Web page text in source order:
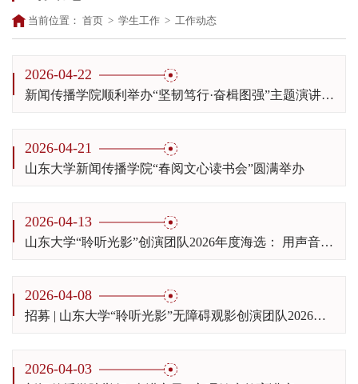
当前位置： 首页 > 学生工作 > 工作动态
2026-04-22
新闻传播学院顺利举办“坚韧笃行·奋楫图强”主题演讲比赛院级初赛活动
2026-04-21
山东大学新闻传播学院“春阅文心读书会”圆满举办
2026-04-13
山东大学“聆听光影”创演团队2026年度海选： 用声音为视障人士“点亮”银幕
2026-04-08
招募 | 山东大学“聆听光影”无障碍观影创演团队2026招募海选来啦~
2026-04-03